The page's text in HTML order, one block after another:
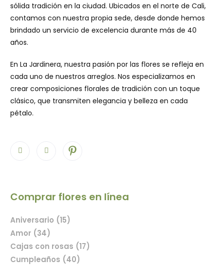
sólida tradición en la ciudad. Ubicados en el norte de Cali,
contamos con nuestra propia sede, desde donde hemos
brindado un servicio de excelencia durante más de 40
años.
En La Jardinera, nuestra pasión por las flores se refleja en
cada uno de nuestros arreglos. Nos especializamos en
crear composiciones florales de tradición con un toque
clásico, que transmiten elegancia y belleza en cada
pétalo.
Comprar flores en línea
Aniversario (15)
Amor (34)
Cajas con rosas (17)
Cumpleaños (40)